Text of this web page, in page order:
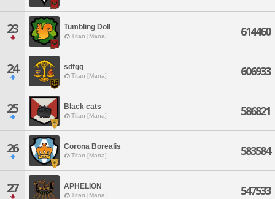
23 Tumbling Doll
Titan [Mana] 614460
24 sdfgg
Titan [Mana] 606933
25 Black cats
Titan [Mana] 586821
26 Corona Borealis
Titan [Mana] 583584
27 APHELION
Titan [Mana] 547533